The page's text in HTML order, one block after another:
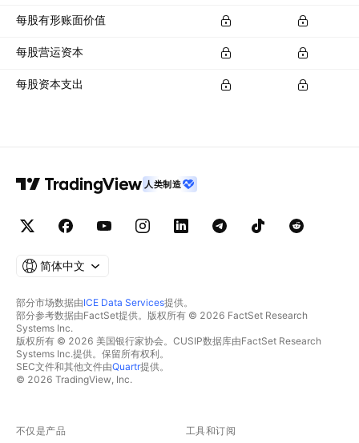
每股有形账面价值
每股营运资本
每股资本支出
人类制造
简体中文
部分市场数据由ICE Data Services提供。
部分参考数据由FactSet提供。版权所有 © 2026 FactSet Research
Systems Inc.
版权所有 © 2026 美国银行家协会。CUSIP数据库由FactSet Research
Systems Inc.提供。保留所有权利。
SEC文件和其他文件由Quartr提供。
© 2026 TradingView, Inc.
不仅是产品 工具和订阅